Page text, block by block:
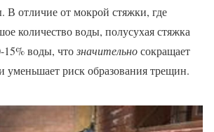
В отличие от мокрой стяжки, где
количество воды, полусухая стяжка
15% воды, чтозначительносокращает
уменьшает риск образования трещин.